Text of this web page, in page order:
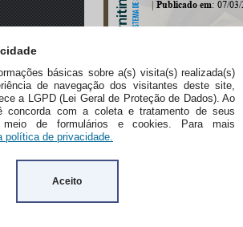
básicas sobre a(s) visita(s) realizada(s)
de navegação dos visitantes deste site,
a LGPD (Lei Geral de Proteção de Dados). Ao
concorda com a coleta e tratamento de seus
de formulários e cookies. Para mais
política de privacidade.
Aceito